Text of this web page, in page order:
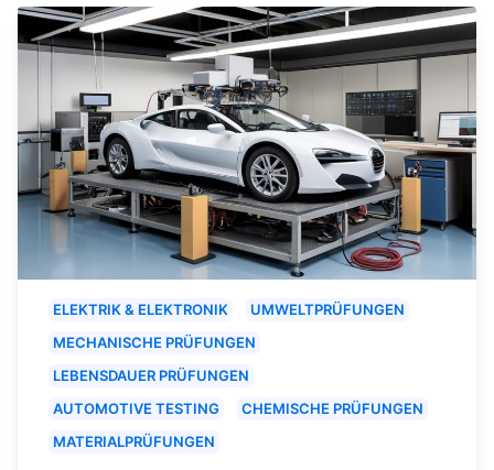
ELEKTRIK & ELEKTRONIK
UMWELTPRÜFUNGEN
MECHANISCHE PRÜFUNGEN
LEBENSDAUER PRÜFUNGEN
AUTOMOTIVE TESTING
CHEMISCHE PRÜFUNGEN
MATERIALPRÜFUNGEN